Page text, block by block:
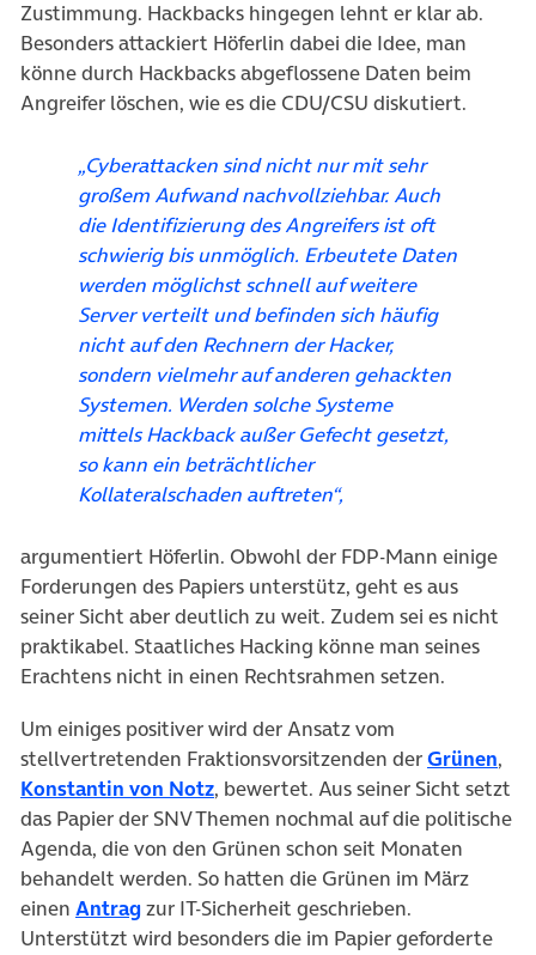
Zustimmung. Hackbacks hingegen lehnt er klar ab.
Besonders attackiert Höferlin dabei die Idee, man
könne durch Hackbacks abgeflossene Daten beim
Angreifer löschen, wie es die CDU/CSU diskutiert.
„Cyberattacken sind nicht nur mit sehr
großem Aufwand nachvollziehbar. Auch
die Identifizierung des Angreifers ist oft
schwierig bis unmöglich. Erbeutete Daten
werden möglichst schnell auf weitere
Server verteilt und befinden sich häufig
nicht auf den Rechnern der Hacker,
sondern vielmehr auf anderen gehackten
Systemen. Werden solche Systeme
mittels Hackback außer Gefecht gesetzt,
so kann ein beträchtlicher
Kollateralschaden auftreten“,
argumentiert Höferlin. Obwohl der FDP-Mann einige
Forderungen des Papiers unterstütz, geht es aus
seiner Sicht aber deutlich zu weit. Zudem sei es nicht
praktikabel. Staatliches Hacking könne man seines
Erachtens nicht in einen Rechtsrahmen setzen.
Um einiges positiver wird der Ansatz vom
stellvertretenden Fraktionsvorsitzenden derGrünen,
Konstantin von Notz(öffnet in neuem Tab)
, bewertet. Aus seiner Sicht setzt
das Papier der SNV Themen nochmal auf die politische
Agenda, die von den Grünen schon seit Monaten
behandelt werden. So hatten die Grünen im März
einen Antrag(öffnet in neuem Tab)
zur IT-Sicherheit geschrieben.
Unterstützt wird besonders die im Papier geforderte